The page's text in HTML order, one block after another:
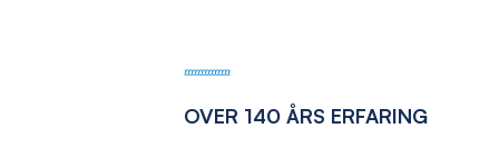
OVER 140 ÅRS ERFARING